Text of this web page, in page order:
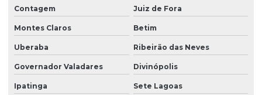
Laudos de segurança do trabalho para o esocial
Ltcat construção civil
Ltcat para eletricista
Contagem Juiz de Fora
Montes Claros Betim
Uberaba Ribeirão das Neves
Governador Valadares Divinópolis
Ipatinga Sete Lagoas